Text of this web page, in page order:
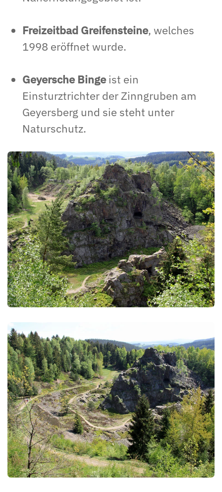
Freizeitbad Greifensteine, welches
1998 eröffnet wurde.
Geyersche Bingeist ein
Einsturztrichter der Zinngruben am
Geyersberg und sie steht unter
Naturschutz.